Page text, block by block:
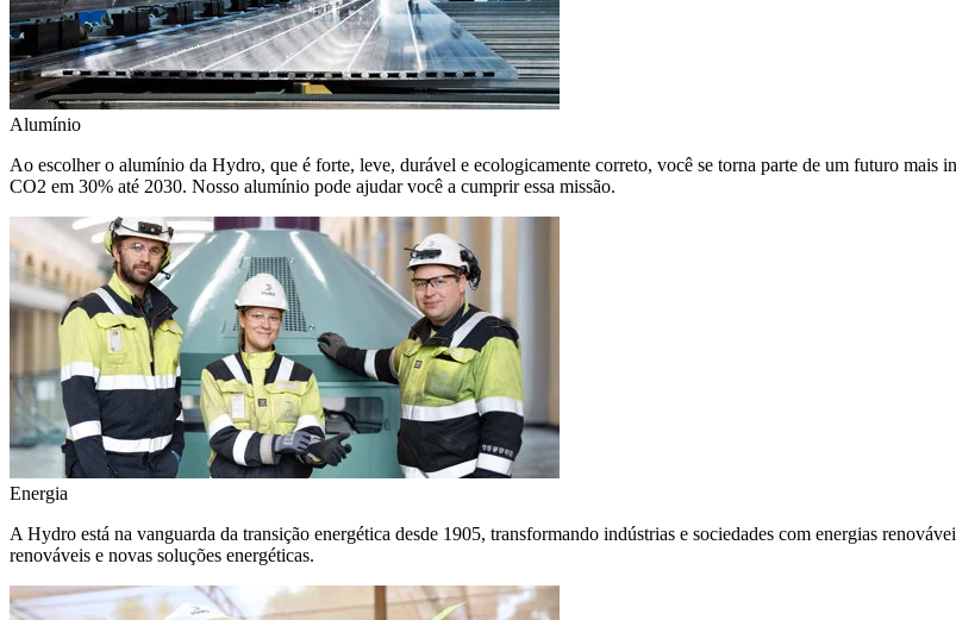
Alumínio
Ao escolher o alumínio da Hydro, que é forte, leve, durável e ecologicamente correto, você se torna parte de um futuro mais
CO2 em 30% até 2030. Nosso alumínio pode ajudar você a cumprir essa missão.
Energia
A Hydro está na vanguarda da transição energética desde 1905, transformando indústrias e sociedades com energias
renováveis e novas soluções energéticas.